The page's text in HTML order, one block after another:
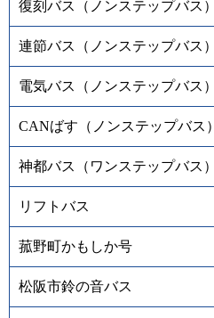
復刻バス（ノンステップバス）
連節バス（ノンステップバス）
電気バス（ノンステップバス）
CANばす（ノンステップバス）
神都バス（ワンステップバス）
リフトバス
菰野町かもしか号
松阪市鈴の音バス